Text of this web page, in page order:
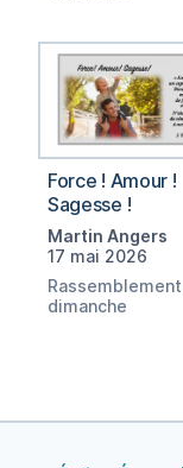
Force ! Amour !
Sagesse !
Martin Angers
17 mai 2026
dimanche